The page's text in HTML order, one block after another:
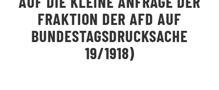
STELLENPORTAL
MEDIATHEK
FRAKTION DER AFD AUF
BUNDESTAGSDRUCKSACHE
19/1918)